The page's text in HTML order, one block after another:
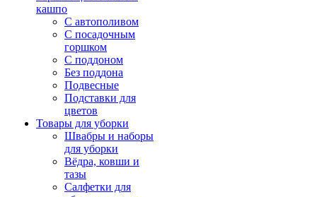
кашпо
С автополивом
С посадочным
горшком
С поддоном
Без поддона
Подвесные
Подставки для
цветов
Товары для уборки
Швабры и наборы
для уборки
Вёдра, ковши и
тазы
Салфетки для